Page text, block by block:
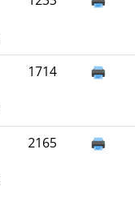
1714
2165